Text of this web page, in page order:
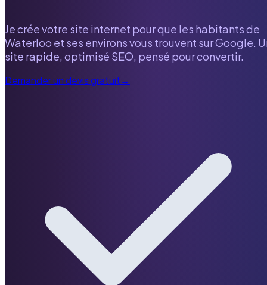
Je crée votre site internet pour que les habitants de
Waterloo et ses environs vous trouvent sur Google.
site rapide, optimisé SEO, pensé pour convertir.
Demander un devis gratuit→